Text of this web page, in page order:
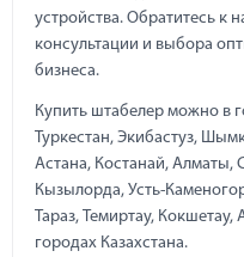
устройства. Обратитесь к
консультации и выбора
бизнеса.
Купить штабелер можно в
Туркестан, Экибастуз,
Астана, Костанай, Алматы,
Кызылорда, Усть-
Тараз, Темиртау,
городах Казахстана.